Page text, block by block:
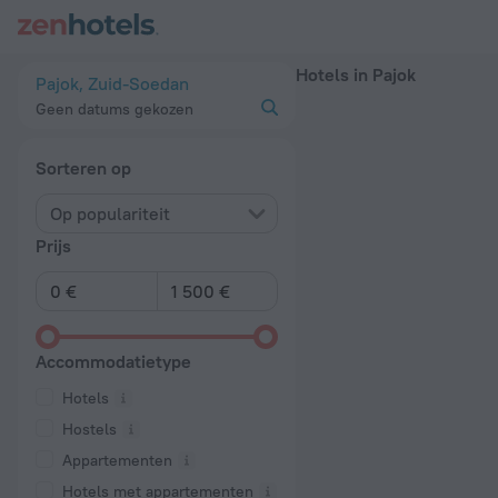
Pajok, Zuid-Soedan
Geen datums gekozen
Sorteren op
Op populariteit
Prijs
Accommodatietype
Hotels
Hostels
Appartementen
Hotels met appartementen
Hotels in Pajok
20 beste Hotels in Pajok 2026 - Boek nu op ZenHotels.com